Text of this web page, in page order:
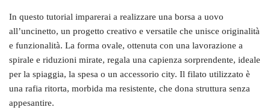
In questo tutorial imparerai a realizzare una borsa a uovo
all’uncinetto, un progetto creativo e versatile che unisce originalità
e funzionalità. La forma ovale, ottenuta con una lavorazione a
spirale e riduzioni mirate, regala una capienza sorprendente, ideale
per la spiaggia, la spesa o un accessorio city. Il filato utilizzato è
una rafia ritorta, morbida ma resistente, che dona struttura senza
appesantire.